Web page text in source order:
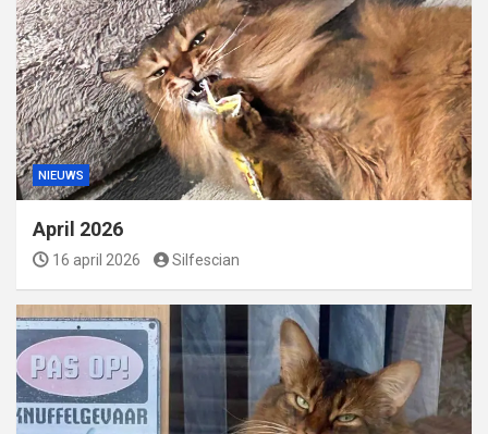
NIEUWS
April 2026
16 april 2026 Silfescian